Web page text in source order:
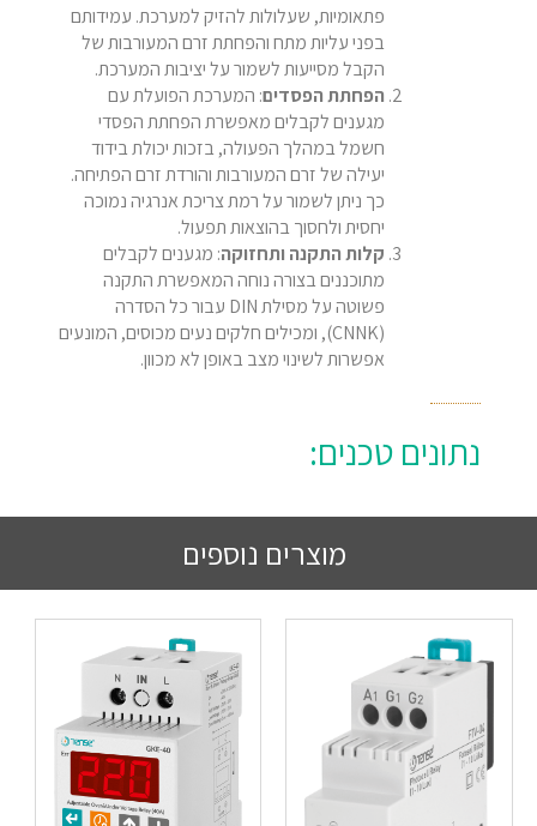
פתאומיות, שעלולות להזיק למערכת. עמידותם
בפני עליות מתח והפחתת זרם המעורבות של
הקבל מסייעות לשמור על יציבות המערכת.
הפחתת הפסדים: המערכת הפועלת עם
מגענים לקבלים מאפשרת הפחתת הפסדי
חשמל במהלך הפעולה, בזכות יכולת בידוד
יעילה של זרם המעורבות והורדת זרם הפתיחה.
כך ניתן לשמור על רמת צריכת אנרגיה נמוכה
יחסית ולחסוך בהוצאות תפעול.
קלות התקנה ותחזוקה: מגענים לקבלים
מתוכננים בצורה נוחה המאפשרת התקנה
פשוטה על מסילת DIN עבור כל הסדרה
(CNNK), ומכילים חלקים נעים מכוסים, המונעים
אפשרות לשינוי מצב באופן לא מכוון.
נתונים טכנים:
מוצרים נוספים